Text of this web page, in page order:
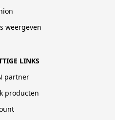
weergeven
LINKS
partner
producten